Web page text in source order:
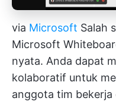
via Microsoft Salah
Microsoft
nyata. Anda dapat
kolaboratif untuk
anggota tim bekerja